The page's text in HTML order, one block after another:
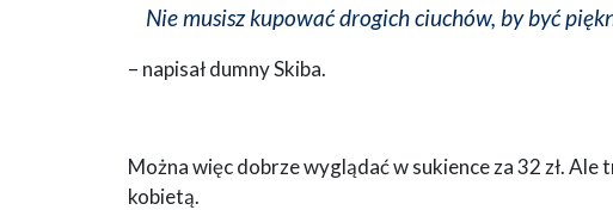
Nie musisz kupować drogich ciuchów, by być
– napisał dumny Skiba.
Można więc dobrze wyglądać w sukience za 32 zł.
kobietą.